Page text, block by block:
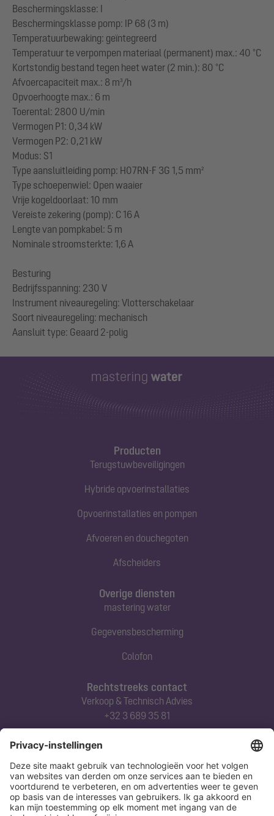
Beschermingsklasse: I
Beschermingsklasse pomp: IP 68 (3 m)
Temperatuurbewaking: geïntegreerd
Temperatuur te verpompen materiaal (permanent) max.: 40 °C
Kortstondig bestand tegen heet water (2 min.): 80 °C
Afvoercapaciteit max.: 8 m³/h
Opvoerhoogte max.: 6 m
Toerental: 2800 U/min
Vermogen P1: 0,34 kW
Vermogen P2: 0,21 kW
Modus: S1
Type aansluitleiding pomp: H07RN-F 3G 1,5 mm²
Type schoepenwiel: Open waaier
Vrije kogeldoorlaat: 10 mm
Vereiste zekering (pomp): C 16 A
Lengte van pompkabel: 5 m
Nominale stroomsterkte: 1,6 A
Besturing
Bedrijfsspanning: 230 V
Instrument niveauregeling: Vlotterschakelaar
Soort niveauregeling: mechanisch
Producten
Terugstuwbeveiligingen
Hybride opvoerinstallaties
Opvoerinstallaties en pompen
Afvoeren en douchegoten
Afscheiders
Rechtstreeks contact
Verkoop & Technisch Advies
+32 3 689 35 81
Abonneert u zich op onze nieuwsbrief
Nu aanmelden
Overige diensten
mastering water
Gegevensbescherming
Colofon